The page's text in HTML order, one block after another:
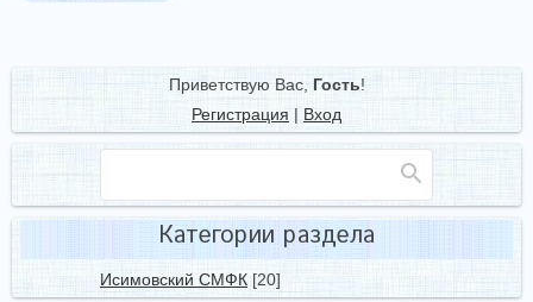
Приветствую Вас, Гость!
Регистрация | Вход
Категории раздела
Исимовский СМФК [20]